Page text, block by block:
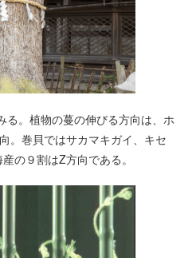
る。植物の蔓の伸びる方向は、ホ
。巻貝ではサカマキガイ、キセ
の９割はZ方向である。